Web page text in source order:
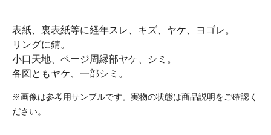
表紙、裏表紙等に経年スレ、キズ、ヤケ、ヨゴレ。
リングに錆。
小口天地、ページ周縁部ヤケ、シミ。
各図ともヤケ、一部シミ。
※画像は参考用サンプルです。実物の状態は商品説明をご確認く
ださい。